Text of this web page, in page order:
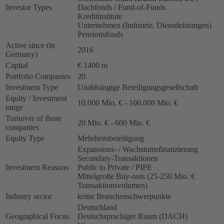
Investor Types
Dachfonds / Fund-of-Funds
Kreditinstitute
Unternehmen (Industrie, Dienstleistungen)
Pensionsfonds
Active since (in
Germany)
2016
Capital
€ 1400 m
Portfolio Companies
20
Investment Type
Unabhängige Beteiligungsgesellschaft
Equity / Investment
range
10.000 Mio. € - 100.000 Mio. €
Turnover of those
companies
20 Mio. € - 600 Mio. €
Equity Type
Mehrheitsbeteiligung
Investment Reasons
Expansions- / Wachstumsfinanzierung
Secondary-Transaktionen
Public to Private / PIPE
Mittelgroße Buy-outs (25-250 Mio. €
Transaktionsvolumen)
Industry sector
keine Branchenschwerpunkte
Geographical Focus
Deutschland
Deutschsprachiger Raum (DACH)